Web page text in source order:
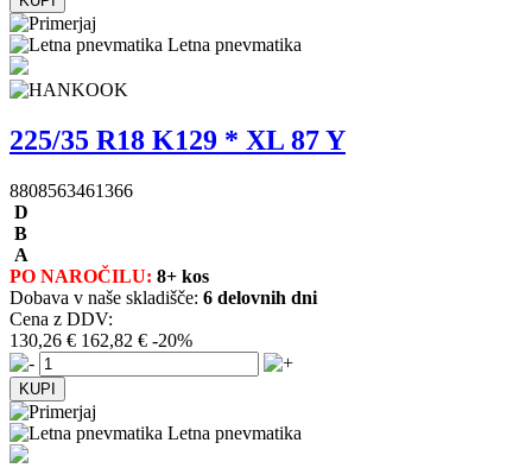
Letna pnevmatika
225/35 R18 K129 * XL 87 Y
8808563461366
D
B
A
PO NAROČILU: 8+ kos
Dobava v naše skladišče: 6 delovnih dni
Cena z DDV:
130,26 € 162,82 € -20%
Letna pnevmatika